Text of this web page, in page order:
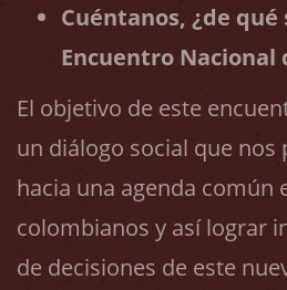
Cuéntanos, ¿de
Encuentro Nacional
El objetivo de este
un diálogo social que
hacia una agenda
colombianos y así lograr
de decisiones de este